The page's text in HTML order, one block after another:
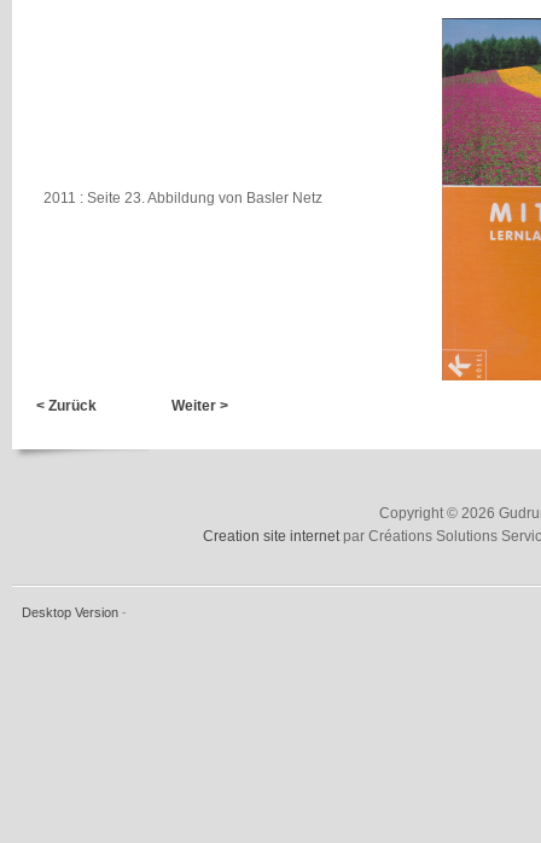
2011 : Seite 23. Abbildung von Basler Netz
< Zurück Weiter >
Copyright © 2026
Creation site internetpar Créations Solutions
Desktop Version -